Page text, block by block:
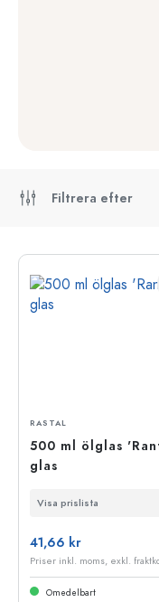
Filtrera efter
RASTAL
500 ml ölglas
glas
Visa prislista
41,66 kr
Omedelbart